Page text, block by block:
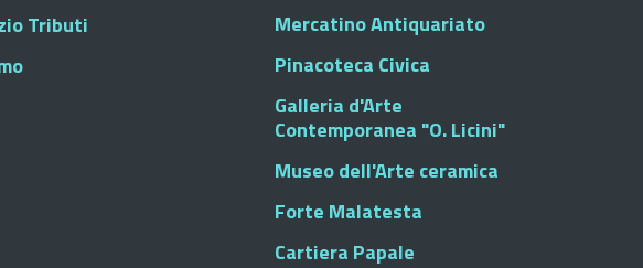
Tributi
Mercatino Antiquariato
Pinacoteca Civica
Galleria d'Arte
Contemporanea "O. Licini"
Museo dell'Arte ceramica
Forte Malatesta
Cartiera Papale